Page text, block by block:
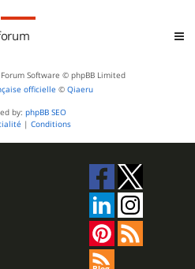
Software © phpBB Limited
officielle © Qiaeru
by: phpBB SEO
| Conditions